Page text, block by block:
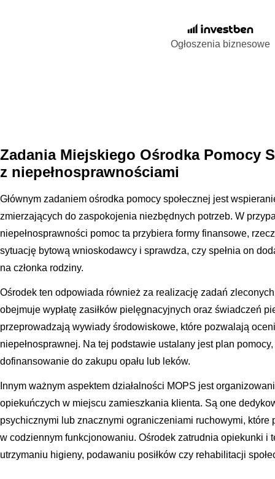
Ogłoszenia biznesowe
Zadania Miejskiego Ośrodka Pomocy
z niepełnosprawnościami
Głównym zadaniem ośrodka pomocy społecznej jest
zmierzających do zaspokojenia niezbędnych potrzeb. W
niepełnosprawności pomoc ta przybiera formy finansowe,
sytuację bytową wnioskodawcy i sprawdza, czy spełnia on
na członka rodziny.
Ośrodek ten odpowiada również za realizację zadań
obejmuje wypłatę zasiłków pielęgnacyjnych oraz świadczeń
przeprowadzają wywiady środowiskowe, które pozwalają
niepełnosprawnej. Na tej podstawie ustalany jest plan
dofinansowanie do zakupu opału lub leków.
Innym ważnym aspektem działalności MOPS jest
opiekuńczych w miejscu zamieszkania klienta. Są one
psychicznymi lub znacznymi ograniczeniami ruchowymi,
w codziennym funkcjonowaniu. Ośrodek zatrudnia opiekunki i
utrzymaniu higieny, podawaniu posiłków czy rehabilitacji